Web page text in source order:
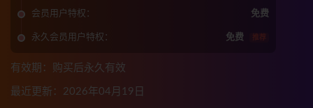
会员用户特权： 免费
永久会员用户特权： 免费 推荐
有效期：购买后永久有效
最近更新：2026年04月19日